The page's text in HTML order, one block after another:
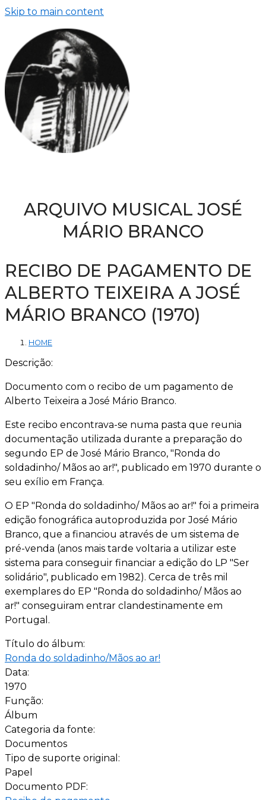
Skip to main content
ARQUIVO MUSICAL JOSÉ
MÁRIO BRANCO
RECIBO DE PAGAMENTO DE
ALBERTO TEIXEIRA A JOSÉ
MÁRIO BRANCO (1970)
HOME
Descrição:
Documento com o recibo de um pagamento de
Alberto Teixeira a José Mário Branco.
Este recibo encontrava-se numa pasta que reunia
documentação utilizada durante a preparação do
segundo EP de José Mário Branco, "Ronda do
soldadinho/ Mãos ao ar!", publicado em 1970 durante o
seu exílio em França.
O EP "Ronda do soldadinho/ Mãos ao ar!" foi a primeira
edição fonográfica autoproduzida por José Mário
Branco, que a financiou através de um sistema de
pré-venda (anos mais tarde voltaria a utilizar este
sistema para conseguir financiar a edição do LP "Ser
solidário", publicado em 1982). Cerca de três mil
exemplares do EP "Ronda do soldadinho/ Mãos ao
ar!" conseguiram entrar clandestinamente em
Portugal.
Título do álbum:
Ronda do soldadinho/Mãos ao ar!
Data:
1970
Função:
Álbum
Categoria da fonte:
Documentos
Tipo de suporte original:
Papel
Documento PDF: